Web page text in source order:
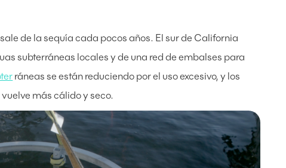
de la sequía cada pocos años. El sur de California
subterráneas locales y de una red de embalses para
ráneas se están reduciendo por el uso excesivo, y los
más cálido y seco.